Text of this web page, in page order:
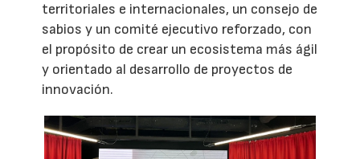
territoriales e internacionales, un consejo de
sabios y un comité ejecutivo reforzado, con
el propósito de crear un ecosistema más ágil
y orientado al desarrollo de proyectos de
innovación.